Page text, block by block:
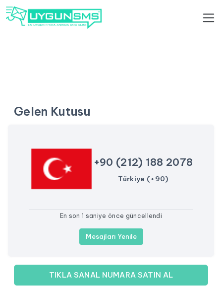
Gelen Kutusu
+90 (212) 188 2078
Türkiye (+90)
En son 1 saniye önce güncellendi
Mesajları Yenile
TIKLA SANAL NUMARA SATIN AL